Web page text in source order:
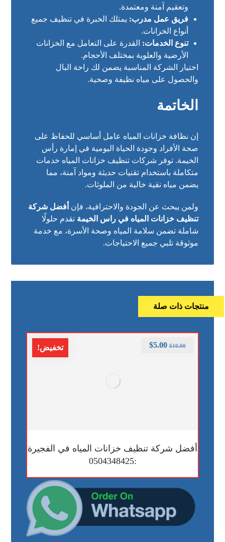
وتعقيم آمنة ومعتمدة.
فريق عمل مدرب: يمتلك الخبرة في تنظيف جميع
أنواع الخزانات.
تنوع الخدمات: القدرة على التعامل مع الخزانات
الأرضية والعلوية بمختلف الأحجام.
اختيار الشركة المناسبة يضمن لك راحة البال
والحصول على مياه نظيفة وصحية.
الخاتمة
إن نظافة خزانات المياه عامل أساسي للحفاظ على
صحة الأفراد وجودة الحياة اليومية في إمارة رأس
الخيمة. توفر شركات تنظيف خزانات المياه خدمات
متكاملة باستخدام تقنيات حديثة ومواد آمنة، مما
يضمن مياه نقية خالية من الملوثات.
ولمن يبحث عن الجودة والاحترافية، فإن أفضل شركة
تنظيف خزانات المياه في راس الخيمة تقدم حلولًا
شاملة تضمن سلامة المياه وصحة الأسرة، مع خدمة
موثوقة تلبي جميع الاحتياجات.
منتجات ذات صلة
تخفيض!
أفضل شركة تنظيف خزانات المياه في الفجيرة
:0504348425
$10.00
$5.00